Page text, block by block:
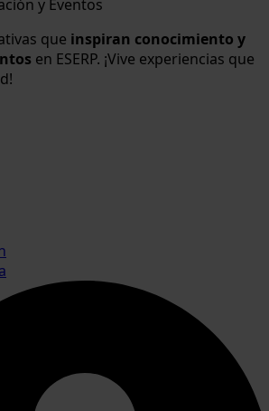
y Eventos
que inspiran conocimiento y
en ESERP. ¡Vive experiencias que